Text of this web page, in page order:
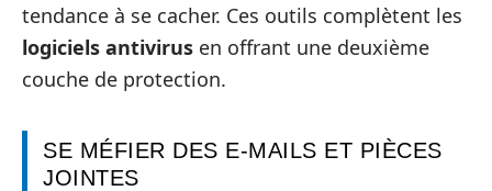
tendance à se cacher. Ces outils complètent les
logiciels antivirus en offrant une deuxième
couche de protection.
SE MÉFIER DES E-MAILS ET PIÈCES
JOINTES